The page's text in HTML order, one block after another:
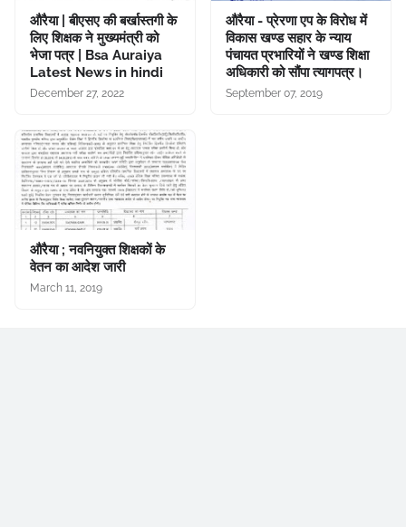
औरैया | बीएसए की बर्खास्तगी के
लिए शिक्षक ने मुख्यमंत्री को
भेजा पत्र | Bsa Auraiya
Latest News in hindi
December 27, 2022
औरैया - प्रेरणा एप के विरोध में
विकास खण्ड सहार के न्याय
पंचायत प्रभारियों ने खण्ड शिक्षा
अधिकारी को सौंपा त्यागपत्र।
September 07, 2019
औरैया ; नवनियुक्त शिक्षकों के
वेतन का आदेश जारी
March 11, 2019